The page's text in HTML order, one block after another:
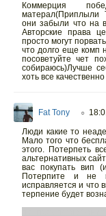
Коммерция
матерал(Приплыли
они забыли что на
Авторские права
просто могут
что долго еще комп
посоветуйте чет
собираюсь)Лучше
хоть все
Fat Tony ○
Люди какие то
Мало того что
этого. Потерпеть
альтернативных
вас покупать вип
Потерпите и не
исправляется и что
терпение будет